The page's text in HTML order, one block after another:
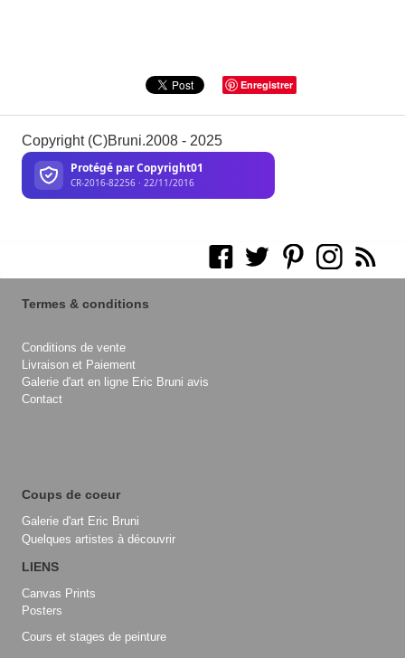
Enregistrer
Copyright (C)Bruni.2008 - 2025
Termes & conditions
Conditions de vente
Livraison et Paiement
Galerie d'art en ligne Eric Bruni avis
Contact
Coups de coeur
Galerie d'art Eric Bruni
Quelques artistes à découvrir
LIENS
Canvas Prints
Posters
Cours et stages de peinture